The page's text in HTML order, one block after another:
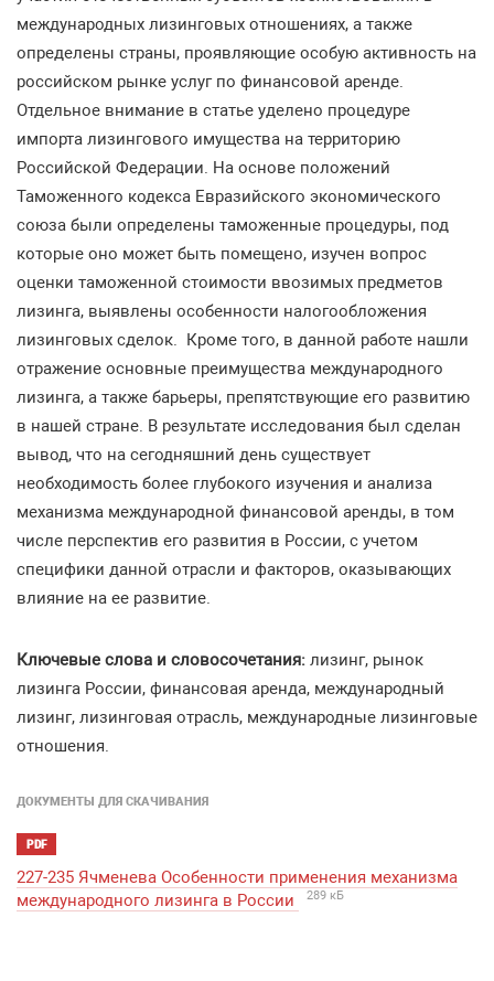
международных лизинговых отношениях, а также
определены страны, проявляющие особую активность на
российском рынке услуг по финансовой аренде.
Отдельное внимание в статье уделено процедуре
импорта лизингового имущества на территорию
Российской Федерации. На основе положений
Таможенного кодекса Евразийского экономического
союза были определены таможенные процедуры, под
которые оно может быть помещено, изучен вопрос
оценки таможенной стоимости ввозимых предметов
лизинга, выявлены особенности налогообложения
лизинговых сделок. Кроме того, в данной работе нашли
отражение основные преимущества международного
лизинга, а также барьеры, препятствующие его развитию
в нашей стране. В результате исследования был сделан
вывод, что на сегодняшний день существует
необходимость более глубокого изучения и анализа
механизма международной финансовой аренды, в том
числе перспектив его развития в России, с учетом
специфики данной отрасли и факторов, оказывающих
влияние на ее развитие.
Ключевые слова и словосочетания: лизинг, рынок
лизинга России, финансовая аренда, международный
лизинг, лизинговая отрасль, международные лизинговые
отношения.
ДОКУМЕНТЫ ДЛЯ СКАЧИВАНИЯ
PDF
227-235 Ячменева Особенности применения механизма
международного лизинга в России
289 кБ